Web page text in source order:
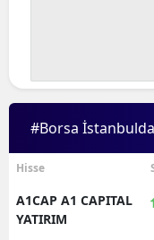
#Borsa
Hisse
A1CAP A1 CAPITAL
YATIRIM